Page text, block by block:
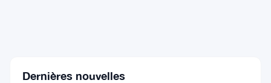
Dernières nouvelles